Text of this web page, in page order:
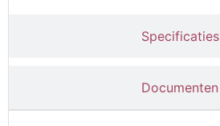
Specificaties
Documenten